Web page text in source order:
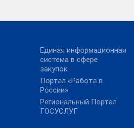
Единая информационная
система в сфере
закупок
Портал «Работа в
России»
Региональный Портал
ГОСУСЛУГ